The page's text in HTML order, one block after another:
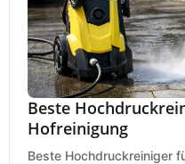
Beste
Hofreinigung
Beste Hochdruckreiniger